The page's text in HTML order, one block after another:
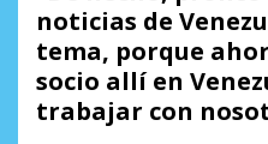
noticias de
tema, porque
socio allí en
trabajar con